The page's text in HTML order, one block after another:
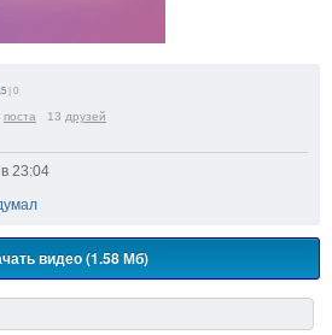
| 0
поста 13 друзей
23:04
видео (1.58 Мб)